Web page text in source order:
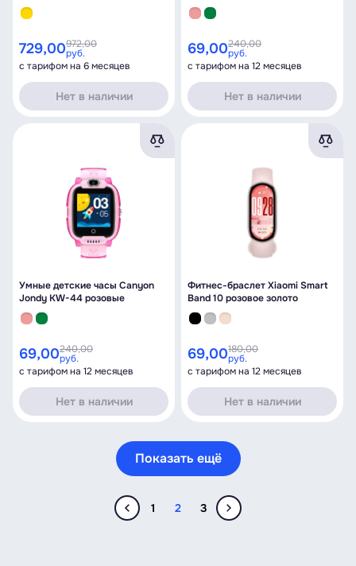
729,00972,00
руб.
с тарифом на 6 месяцев
Нет в наличии
69,00240,00
руб.
с тарифом на 12 месяцев
Нет в наличии
Умные детские часы Canyon
Jondy KW-44 розовые
69,00240,00
руб.
с тарифом на 12 месяцев
Нет в наличии
Фитнес-браслет Xiaomi Smart
Band 10 розовое золото
69,00180,00
руб.
с тарифом на 12 месяцев
Нет в наличии
Показать ещё
1 2 3